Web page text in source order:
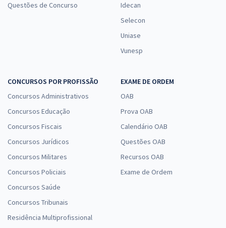
Questões de Concurso
Idecan
Selecon
Uniase
Vunesp
CONCURSOS POR PROFISSÃO
Concursos Administrativos
Concursos Educação
Concursos Fiscais
Concursos Jurídicos
Concursos Militares
Concursos Policiais
Concursos Saúde
Concursos Tribunais
Residência Multiprofissional
EXAME DE ORDEM
OAB
Prova OAB
Calendário OAB
Questões OAB
Recursos OAB
Exame de Ordem